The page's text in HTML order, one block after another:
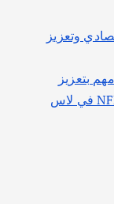
وتعزيز
بتعزيز
التعاون الدولي خلال مؤتمر ومعرض NFPA 2026 في لاس